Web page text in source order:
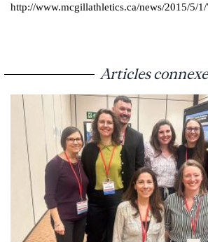
http://www.mcgillathletics.ca/news/2015/5/
Articles